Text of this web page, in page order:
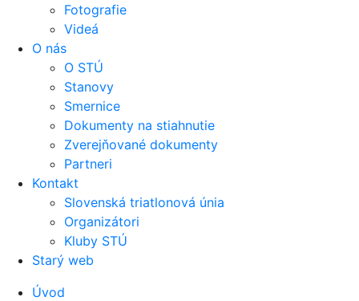
Fotografie
Videá
O nás
O STÚ
Stanovy
Smernice
Dokumenty na stiahnutie
Zverejňované dokumenty
Partneri
Kontakt
Slovenská triatlonová únia
Organizátori
Kluby STÚ
Starý web
Úvod